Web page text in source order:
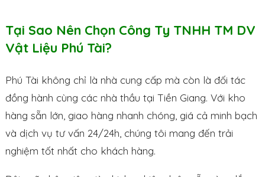
Tại Sao Nên Chọn Công Ty TNHH TM DV
Vật Liệu Phú Tài?
Phú Tài không chỉ là nhà cung cấp mà còn là đối tác
đồng hành cùng các nhà thầu tại Tiền Giang. Với kho
hàng sẵn lớn, giao hàng nhanh chóng, giá cả minh bạch
và dịch vụ tư vấn 24/24h, chúng tôi mang đến trải
nghiệm tốt nhất cho khách hàng.